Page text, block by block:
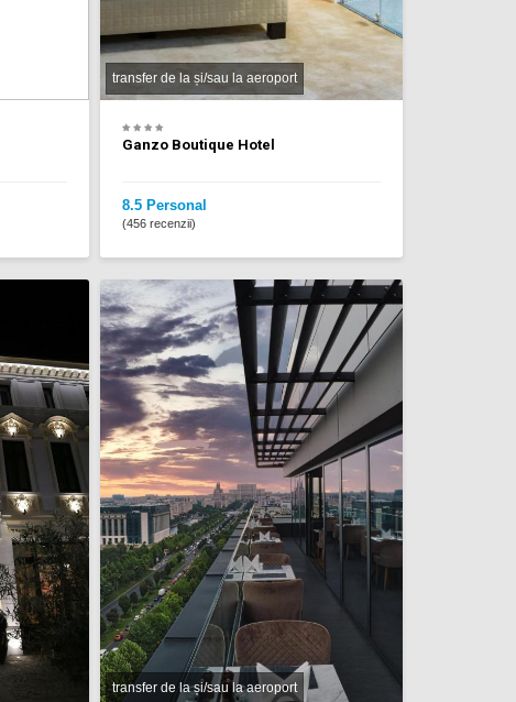
transfer de la și/sau la aeroport
Ganzo Boutique Hotel
8.5 Personal
(456 recenzii)
transfer de la și/sau la aeroport